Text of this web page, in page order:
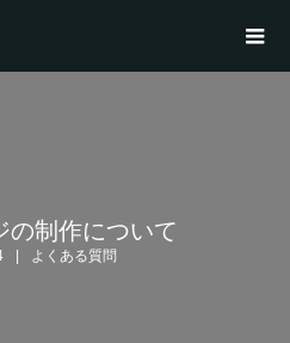
の制作について
よくある質問